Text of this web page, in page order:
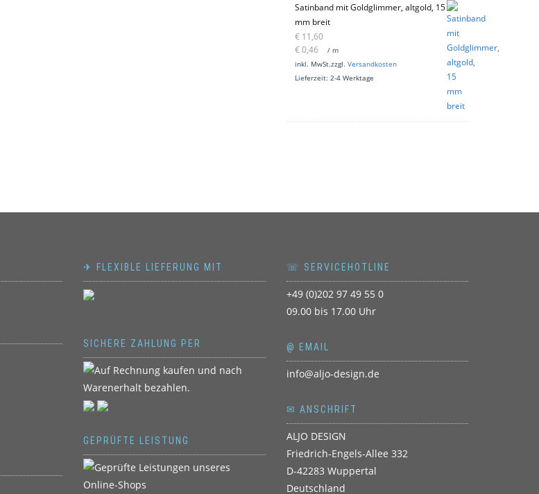
Satinband mit Goldglimmer, altgold, 15
mm breit
€11,60
€0,46 / m
inkl. MwSt.zzgl. Versandkosten
Lieferzeit: 2-4 Werktage
✈ FLEXIBLE LIEFERUNG MIT
SICHERE ZAHLUNG PER
GEPRÜFTE LEISTUNG
☏ SERVICEHOTLINE
+49 (0)202 97 49 55 0
09.00 bis 17.00 Uhr
@ EMAIL
info@aljo-design.de
✉ ANSCHRIFT
ALJO DESIGN
Friedrich-Engels-Allee 332
D-42283 Wuppertal
Deutschland